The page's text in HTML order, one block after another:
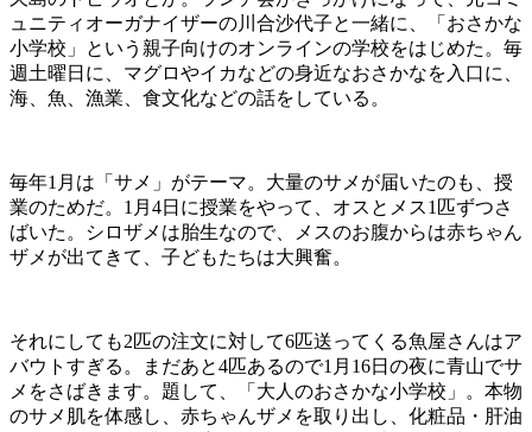
ュニティオーガナイザーの川合沙代子と一緒に、「おさかな
小学校」という親子向けのオンラインの学校をはじめた。毎
週土曜日に、マグロやイカなどの身近なおさかなを入口に、
海、魚、漁業、食文化などの話をしている。
毎年1月は「サメ」がテーマ。大量のサメが届いたのも、授
業のためだ。1月4日に授業をやって、オスとメス1 匹ずつさ
ばいた。シロザメは胎生なので、メスのお腹からは赤ちゃん
ザメが出てきて、子どもたちは大興奮。
それにしても2匹の注文に対して6匹送ってくる魚屋さんはア
バウトすぎる。まだあと4匹あるので1月16日の夜に青山でサ
メをさばきます。題して、「大人のおさかな小学校」。本物
のサメ肌を体感し、赤ちゃんザメを取り出し、化粧品・肝油